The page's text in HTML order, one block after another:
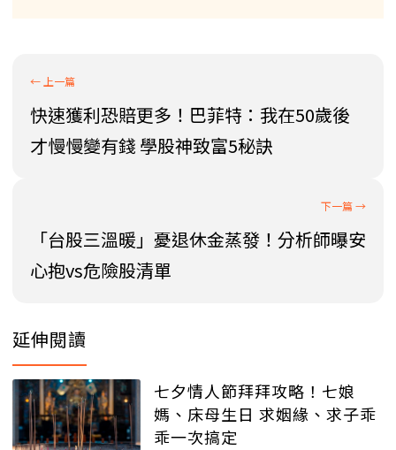
快速獲利恐賠更多！巴菲特：我在50歲後
才慢慢變有錢 學股神致富5秘訣
「台股三溫暖」憂退休金蒸發！分析師曝安
心抱vs危險股清單
延伸閱讀
七夕情人節拜拜攻略！七娘
媽、床母生日 求姻緣、求子乖
乖一次搞定